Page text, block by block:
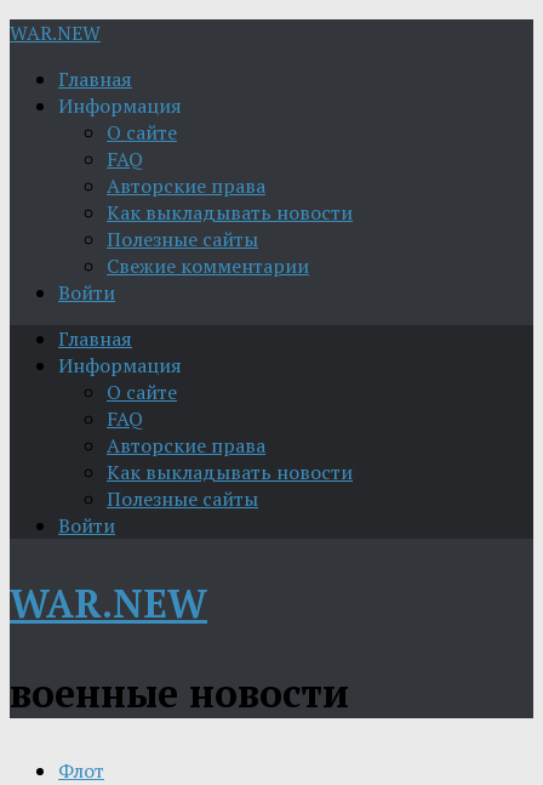
WAR.NEW
Главная
Информация
О сайте
FAQ
Авторские права
Как выкладывать новости
Полезные сайты
Свежие комментарии
Войти
Главная
Информация
О сайте
FAQ
Авторские права
Как выкладывать новости
Полезные сайты
Войти
WAR.NEW
военные новости
Флот